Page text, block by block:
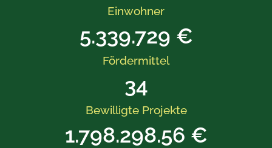
Einwohner
Fördermittel
5.339.729 €
Bewilligte Projekte
34
1.798.298.56 €